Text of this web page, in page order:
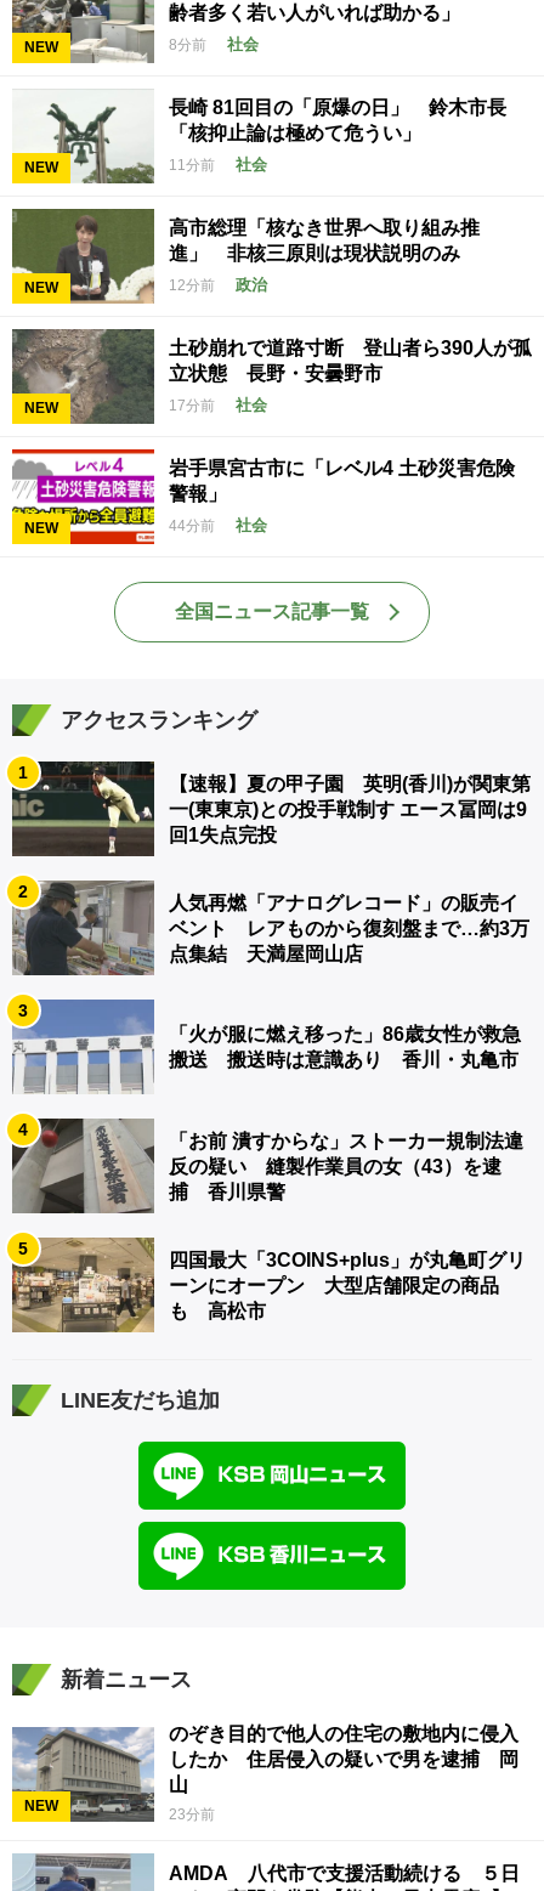
NEW
齢者多く若い人がいれば助かる」
8分前 社会
NEW
長崎 81回目の「原爆の日」 鈴木市長
「核抑止論は極めて危うい」
11分前 社会
NEW
高市総理「核なき世界へ取り組み推
進」 非核三原則は現状説明のみ
12分前 政治
NEW
土砂崩れで道路寸断 登山者ら390人が孤
立状態 長野・安曇野市
17分前 社会
NEW
岩手県宮古市に「レベル4 土砂災害危険
警報」
44分前 社会
全国ニュース記事一覧
アクセスランキング
1
【速報】夏の甲子園 英明(香川)が関東第
一(東東京)との投手戦制す エース冨岡は9
回1失点完投
2
人気再燃「アナログレコード」の販売イ
ベント レアものから復刻盤まで…約3万
点集結 天満屋岡山店
3
「火が服に燃え移った」86歳女性が救急
搬送 搬送時は意識あり 香川・丸亀市
4
「お前 潰すからな」ストーカー規制法違
反の疑い 縫製作業員の女（43）を逮
捕 香川県警
5
四国最大「3COINS+plus」が丸亀町グリ
ーンにオープン 大型店舗限定の商品
も 高松市
LINE友だち追加
新着ニュース
NEW
のぞき目的で他人の住宅の敷地内に侵入
したか 住居侵入の疑いで男を逮捕 岡
山
23分前
AMDA 八代市で支援活動続ける ５日